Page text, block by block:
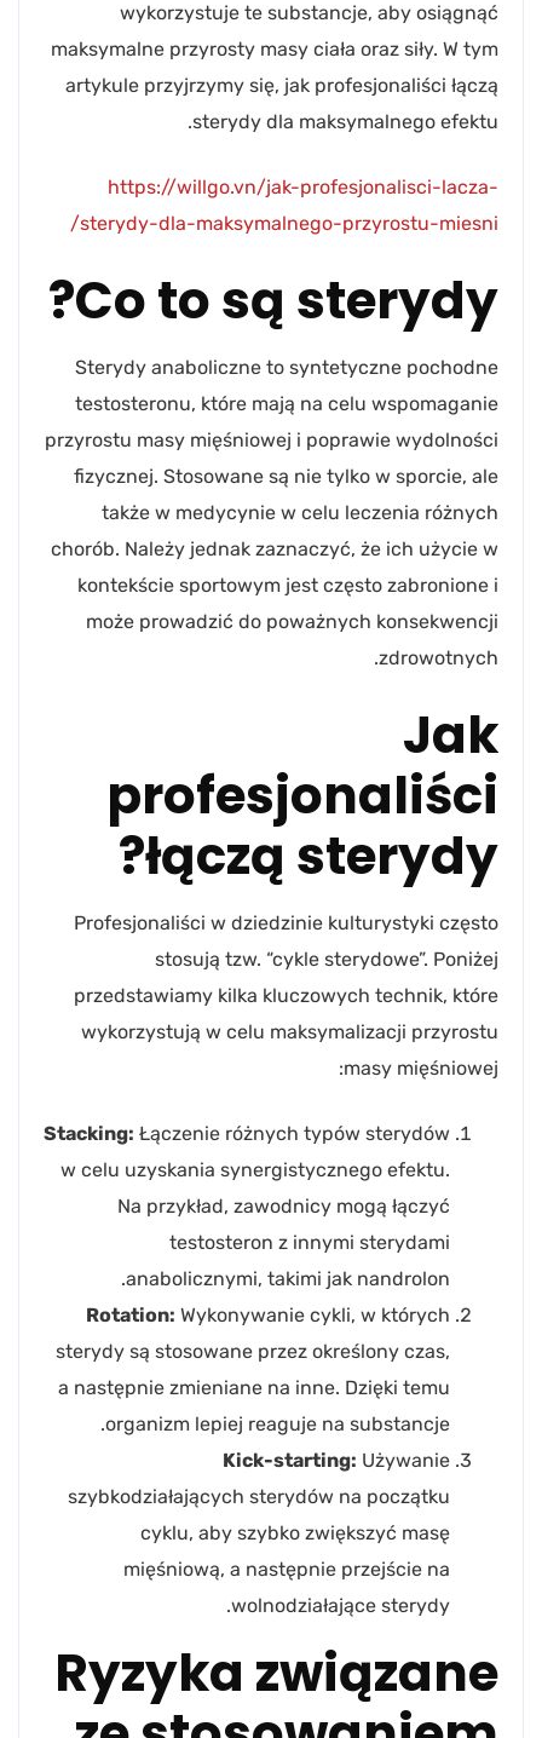
wykorzystuje te substancje, aby osiągnąć
maksymalne przyrosty masy ciała oraz siły. W tym
artykule przyjrzymy się, jak profesjonaliści łączą
sterydy dla maksymalnego efektu.
https://willgo.vn/jak-profesjonalisci-lacza-
sterydy-dla-maksymalnego-przyrostu-miesni/
Co to są sterydy?
Sterydy anaboliczne to syntetyczne pochodne
testosteronu, które mają na celu wspomaganie
przyrostu masy mięśniowej i poprawie wydolności
fizycznej. Stosowane są nie tylko w sporcie, ale
także w medycynie w celu leczenia różnych
chorób. Należy jednak zaznaczyć, że ich użycie w
kontekście sportowym jest często zabronione i
może prowadzić do poważnych konsekwencji
zdrowotnych.
Jak
profesjonaliści
łączą sterydy?
Profesjonaliści w dziedzinie kulturystyki często
stosują tzw. “cykle sterydowe”. Poniżej
przedstawiamy kilka kluczowych technik, które
wykorzystują w celu maksymalizacji przyrostu
masy mięśniowej:
Stacking: Łączenie różnych typów sterydów
w celu uzyskania synergistycznego efektu.
Na przykład, zawodnicy mogą łączyć
testosteron z innymi sterydami
anabolicznymi, takimi jak nandrolon.
Rotation: Wykonywanie cykli, w których
sterydy są stosowane przez określony czas,
a następnie zmieniane na inne. Dzięki temu
organizm lepiej reaguje na substancje.
Kick-starting: Używanie
szybkodziałających sterydów na początku
cyklu, aby szybko zwiększyć masę
mięśniową, a następnie przejście na
wolnodziałające sterydy.
Ryzyka związane